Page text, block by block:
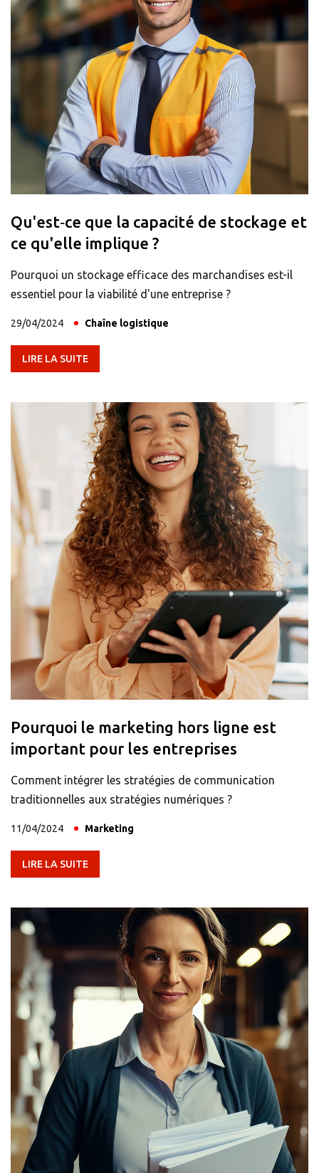
Qu'est‑ce que la capacité de stockage et
ce qu'elle implique ?
Pourquoi un stockage efficace des marchandises est-il
essentiel pour la viabilité d'une entreprise ?
29/04/2024 Chaîne logistique
LIRE LA SUITE
Pourquoi le marketing hors ligne est
important pour les entreprises
Comment intégrer les stratégies de communication
traditionnelles aux stratégies numériques ?
11/04/2024 Marketing
LIRE LA SUITE
×
Sélectionner un pays
Africa
Americas
Sélectionnez
votre Centre Mail
Boxes Etc.